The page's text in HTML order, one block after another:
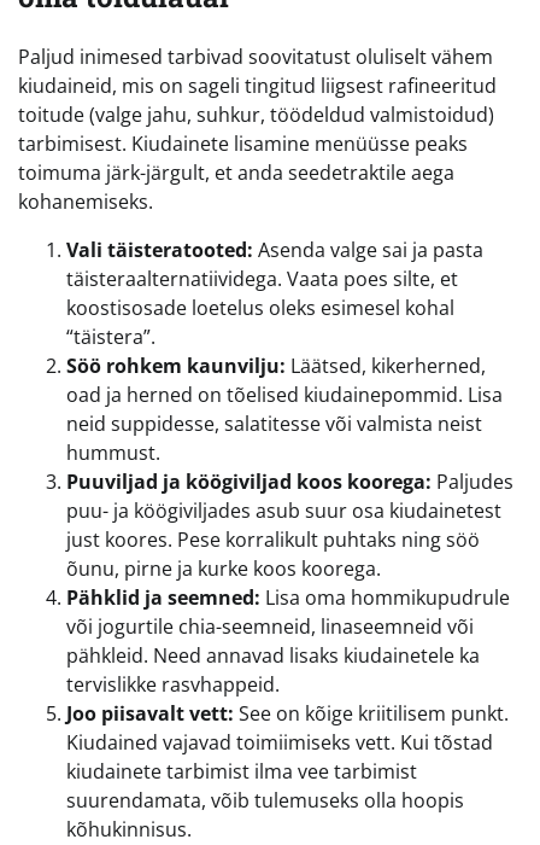
Paljud inimesed tarbivad soovitatust oluliselt vähem
kiudaineid, mis on sageli tingitud liigsest rafineeritud
toitude (valge jahu, suhkur, töödeldud valmistoidud)
tarbimisest. Kiudainete lisamine menüüsse peaks
toimuma järk-järgult, et anda seedetraktile aega
kohanemiseks.
Vali täisteratooted: Asenda valge sai ja pasta
täisteraalternatiividega. Vaata poes silte, et
koostisosade loetelus oleks esimesel kohal
“täistera”.
Söö rohkem kaunvilju: Läätsed, kikerherned,
oad ja herned on tõelised kiudainepommid. Lisa
neid suppidesse, salatitesse või valmista neist
hummust.
Puuviljad ja köögiviljad koos koorega: Paljudes
puu- ja köögiviljades asub suur osa kiudainetest
just koores. Pese korralikult puhtaks ning söö
õunu, pirne ja kurke koos koorega.
Pähklid ja seemned: Lisa oma hommikupudrule
või jogurtile chia-seemneid, linaseemneid või
pähkleid. Need annavad lisaks kiudainetele ka
tervislikke rasvhappeid.
Joo piisavalt vett: See on kõige kriitilisem punkt.
Kiudained vajavad toimiimiseks vett. Kui tõstad
kiudainete tarbimist ilma vee tarbimist
suurendamata, võib tulemuseks olla hoopis
kõhukinnisus.